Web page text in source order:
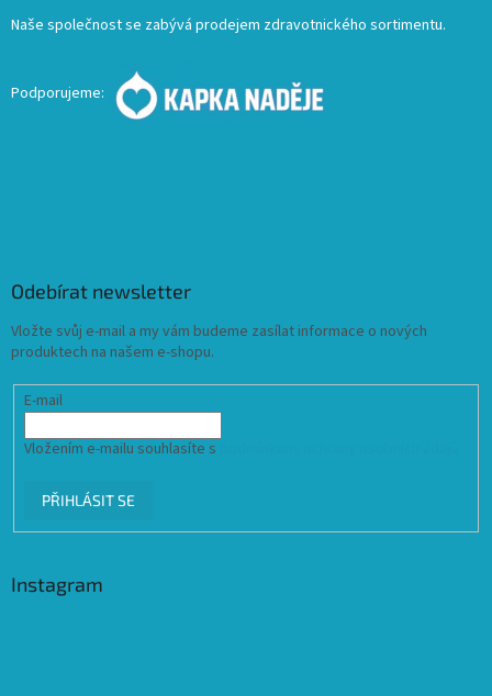
Naše společnost se zabývá prodejem zdravotnického sortimentu.
Podporujeme:
Odebírat newsletter
Vložte svůj e-mail a my vám budeme zasílat informace o nových
produktech na našem e-shopu.
E-mail
Vložením e-mailu souhlasíte s
PŘIHLÁSIT SE
Instagram